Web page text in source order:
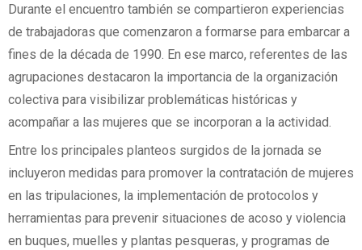
Durante el encuentro también se compartieron experiencias
de trabajadoras que comenzaron a formarse para embarcar a
fines de la década de 1990. En ese marco, referentes de las
agrupaciones destacaron la importancia de la organización
colectiva para visibilizar problemáticas históricas y
acompañar a las mujeres que se incorporan a la actividad.
Entre los principales planteos surgidos de la jornada se
incluyeron medidas para promover la contratación de mujeres
en las tripulaciones, la implementación de protocolos y
herramientas para prevenir situaciones de acoso y violencia
en buques, muelles y plantas pesqueras, y programas de